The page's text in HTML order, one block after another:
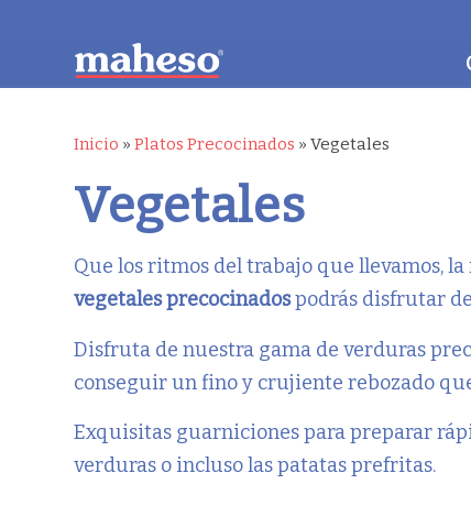
Inicio » Platos Precocinados » Vegetales
Vegetales
Que los ritmos del trabajo que llevamos,
vegetales precocinadospodrás disfrutar
Disfruta de nuestra gama de verduras
conseguir un fino y crujiente rebozado
Exquisitas guarniciones para preparar
verduras o incluso las patatas prefritas.